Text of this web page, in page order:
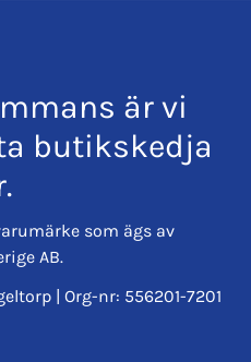
är vi
butikskedja
som ägs av
AB.
| Org-nr: 556201-7201